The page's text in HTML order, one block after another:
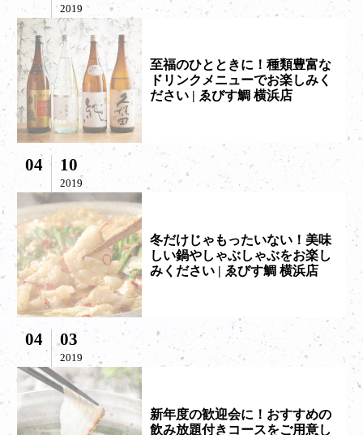
2019
至福のひとときに！種類豊富な
ドリンクメニューでお楽しみく
ださい | ゑびす鯛 横浜店
04 10
2019
冬だけじゃもったいない！美味
しい鍋やしゃぶしゃぶをお楽し
みください | ゑびす鯛 横浜店
04 03
2019
新年度の歓迎会に！おすすめの
飲み放題付きコースをご用意し